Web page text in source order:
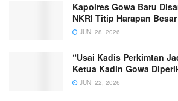
Kapolres Gowa Baru
NKRI Titip Harapan
JUNI 28, 2026
“Usai Kadis Perkimtan
Ketua Kadin Gowa
JUNI 22, 2026